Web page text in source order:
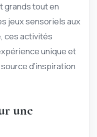
grands tout en
jeux sensoriels aux
ces activités
unique et
d’inspiration
une